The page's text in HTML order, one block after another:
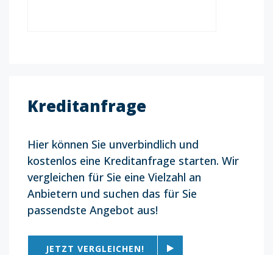
Kreditanfrage
Hier können Sie unverbindlich und
kostenlos eine Kreditanfrage starten. Wir
vergleichen für Sie eine Vielzahl an
Anbietern und suchen das für Sie
passendste Angebot aus!
JETZT VERGLEICHEN!